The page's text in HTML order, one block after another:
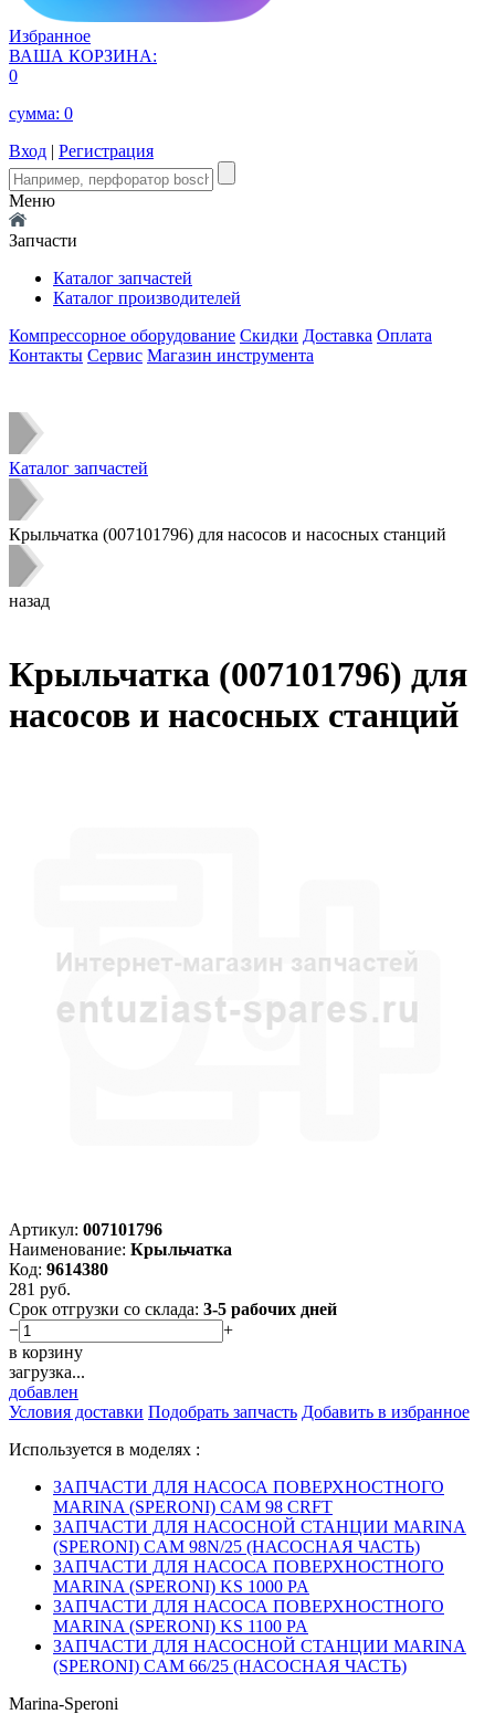
Избранное
ВАША КОРЗИНА:
0
сумма: 0
Вход | Регистрация
Меню
Запчасти
Каталог запчастей
Каталог производителей
Компрессорное оборудование Скидки Доставка Оплата
Контакты Сервис Магазин инструмента
Каталог запчастей
Крыльчатка (007101796) для насосов и насосных станций
назад
Крыльчатка (007101796) для
насосов и насосных станций
Артикул: 007101796
Наименование: Крыльчатка
Код: 9614380
281 руб.
Срок отгрузки со склада: 3-5 рабочих дней
−
+
в корзину
загрузка...
добавлен
Условия доставки Подобрать запчасть Добавить в избранное
Используется в моделях :
ЗАПЧАСТИ ДЛЯ НАСОСА ПОВЕРХНОСТНОГО
MARINA (SPERONI) CAM 98 CRFT
ЗАПЧАСТИ ДЛЯ НАСОСНОЙ СТАНЦИИ MARINA
(SPERONI) CAM 98N/25 (НАСОСНАЯ ЧАСТЬ)
ЗАПЧАСТИ ДЛЯ НАСОСА ПОВЕРХНОСТНОГО
MARINA (SPERONI) KS 1000 PA
ЗАПЧАСТИ ДЛЯ НАСОСА ПОВЕРХНОСТНОГО
MARINA (SPERONI) KS 1100 PA
ЗАПЧАСТИ ДЛЯ НАСОСНОЙ СТАНЦИИ MARINA
(SPERONI) CAM 66/25 (НАСОСНАЯ ЧАСТЬ)
Marina-Speroni